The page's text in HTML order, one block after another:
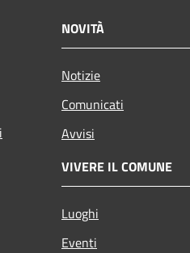
NOVITÀ
Notizie
Comunicati
Avvisi
VIVERE IL COMUNE
Luoghi
Eventi